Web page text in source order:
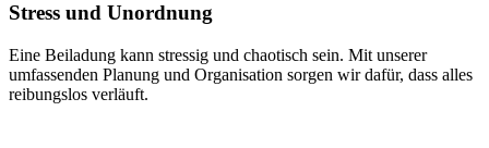
Stress und Unordnung
Eine Beiladung kann stressig und chaotisch sein. Mit unserer
umfassenden Planung und Organisation sorgen wir dafür, dass alles
reibungslos verläuft.